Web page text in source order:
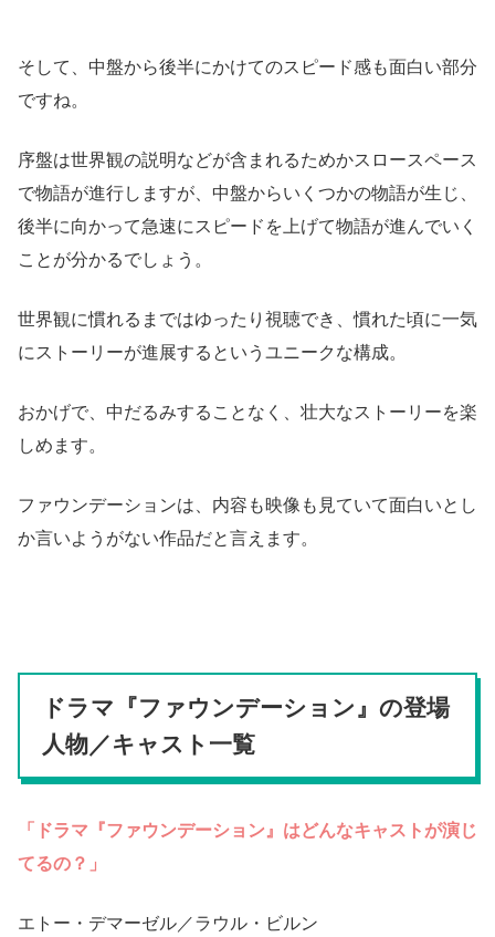
そして、中盤から後半にかけてのスピード感も面白い部分
ですね。
序盤は世界観の説明などが含まれるためかスロースペース
で物語が進行しますが、中盤からいくつかの物語が生じ、
後半に向かって急速にスピードを上げて物語が進んでいく
ことが分かるでしょう。
世界観に慣れるまではゆったり視聴でき、慣れた頃に一気
にストーリーが進展するというユニークな構成。
おかげで、中だるみすることなく、壮大なストーリーを楽
しめます。
ファウンデーションは、内容も映像も見ていて面白いとし
か言いようがない作品だと言えます。
ドラマ『ファウンデーション』の登場
人物／キャスト一覧
「ドラマ『ファウンデーション』はどんなキャストが演じ
てるの？」
エトー・デマーゼル／ラウル・ビルン